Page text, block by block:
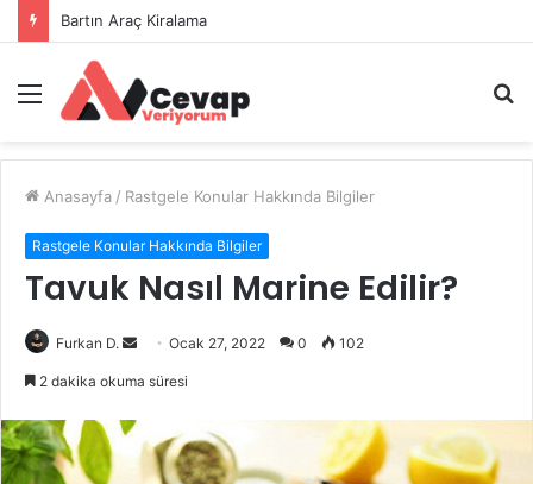
Bartın Araç Kiralama
Menü
...
Anasayfa / Rastgele Konular Hakkında Bilgiler
Rastgele Konular Hakkında Bilgiler
Tavuk Nasıl Marine Edilir?
Furkan D.
Bir
göndermek
Ocak 27, 2022 0 102
2 dakika okuma süresi